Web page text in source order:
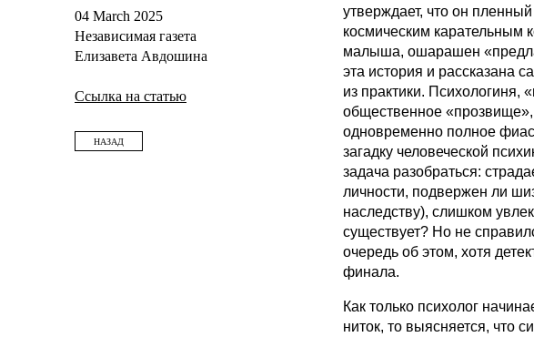
04 March 2025
Независимая газета
Елизавета Авдошина
Ссылка на статью
НАЗАД
утверждает, что он
космическим карательным
малыша, ошарашен
эта история и рассказана
из практики. Психологиня,
общественное «прозвище»,
одновременно полное
загадку человеческой
задача разобраться:
личности, подвержен ли
наследству), слишком
существует? Но не
очередь об этом, хотя
финала.
Как только психолог
ниток, то выясняется, что